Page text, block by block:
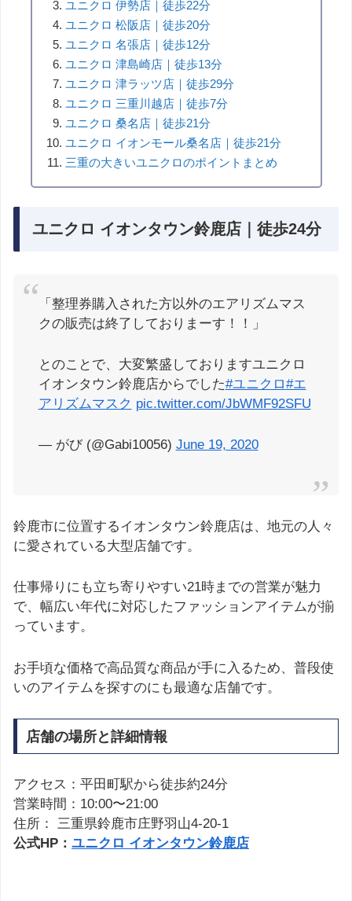
ユニクロ 伊勢店｜徒歩22分
ユニクロ 松阪店｜徒歩20分
ユニクロ 名張店｜徒歩12分
ユニクロ 津島崎店｜徒歩13分
ユニクロ 津ラッツ店｜徒歩29分
ユニクロ 三重川越店｜徒歩7分
ユニクロ 桑名店｜徒歩21分
ユニクロ イオンモール桑名店｜徒歩21分
三重の大きいユニクロのポイントまとめ
ユニクロ イオンタウン鈴鹿店｜徒歩24分
「整理券購入された方以外のエアリズムマス
クの販売は終了しておりまーす！！」
とのことで、大変繁盛しておりますユニクロ
イオンタウン鈴鹿店からでした#ユニクロ#エ
アリズムマスク pic.twitter.com/JbWMF92SFU
— がび (@Gabi10056) June 19, 2020
鈴鹿市に位置するイオンタウン鈴鹿店は、地元の人々
に愛されている大型店舗です。
仕事帰りにも立ち寄りやすい21時までの営業が魅力
で、幅広い年代に対応したファッションアイテムが揃
っています。
お手頃な価格で高品質な商品が手に入るため、普段使
いのアイテムを探すのにも最適な店舗です。
店舗の場所と詳細情報
アクセス：平田町駅から徒歩約24分
営業時間：10:00〜21:00
住所： 三重県鈴鹿市庄野羽山4-20-1
公式HP： ユニクロ イオンタウン鈴鹿店